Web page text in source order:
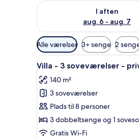
I aften
aug. 6 - aug. 7
Tjek tilgængelighed for i
Tilgængelige
filtre
for
værelser
Alle værelser 3+ senge 2
Indlæs
alle
billeder
af
Villa
-
3
8
Villa - 3 soveværelser -
140 m²
3 soveværelser
Plads til 8 personer
3 dobbeltsenge og 1
Gratis Wi-Fi